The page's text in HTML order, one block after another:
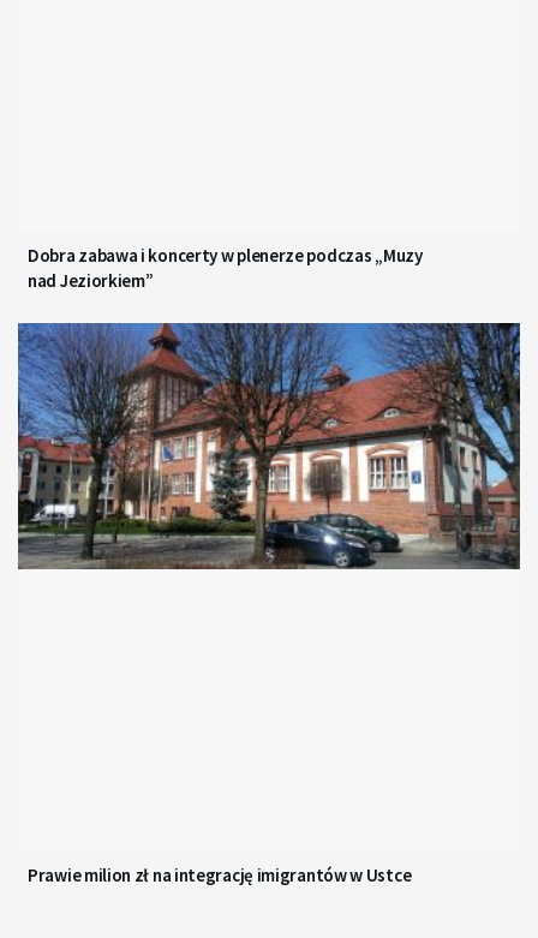
Dobra zabawa i koncerty w plenerze podczas „Muzy
nad Jeziorkiem”
Prawie milion zł na integrację imigrantów w Ustce